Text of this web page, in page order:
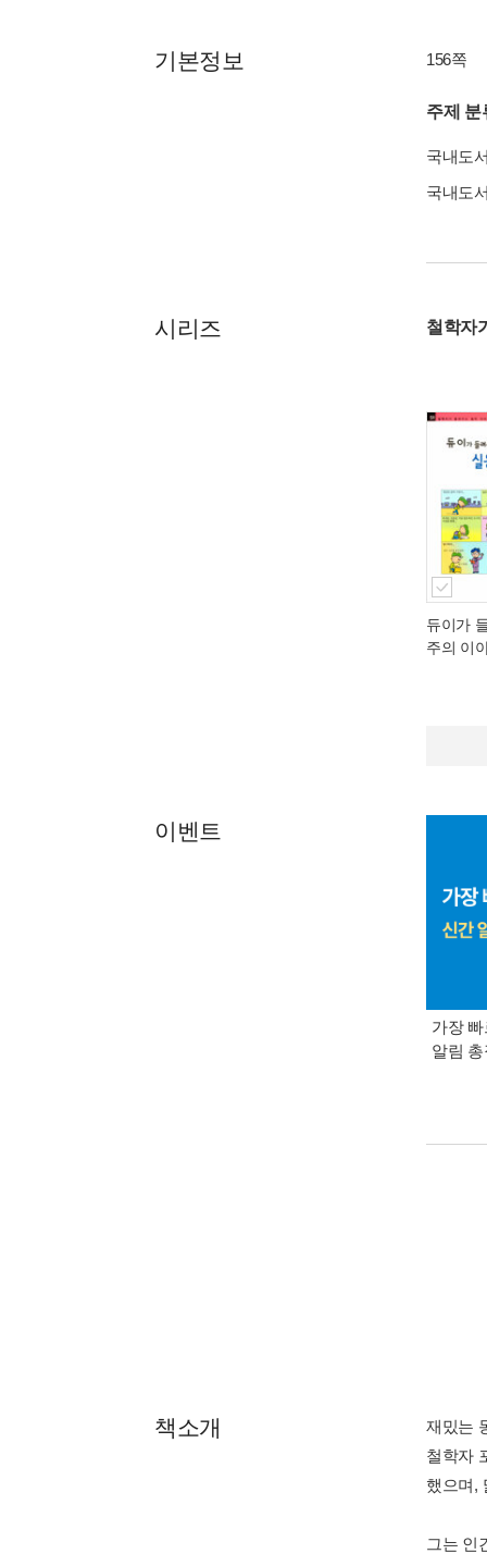
기본정보 156쪽
주제 분
국내도
국내도
시리즈 철학자
듀이가
주의 이
이벤트
가장
알림
책소개
재밌는
철학자
했으며,
그는 인